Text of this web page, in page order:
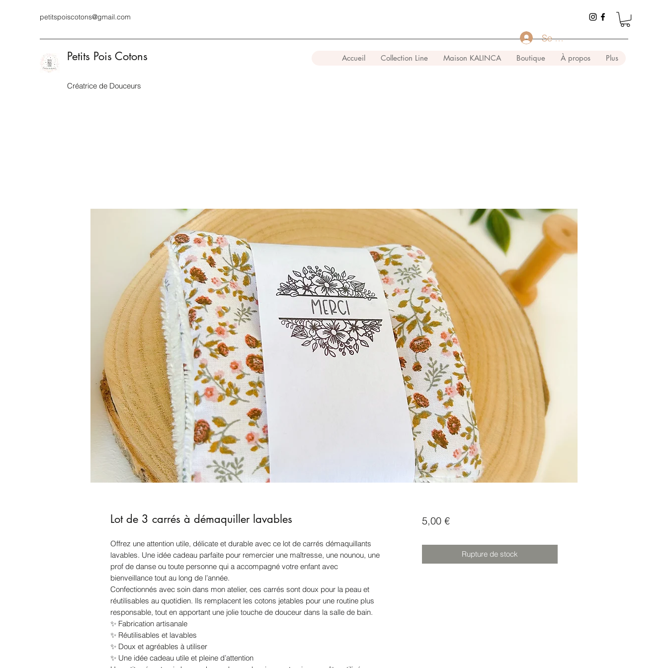
petitspoiscotons@gmail.com
Petits Pois Cotons
Créatrice de Douceurs
Accueil Collection Line Maison KALINCA Boutique À propos Plus
Se connecter
Lot de 3 carrés à démaquiller lavables
Offrez une attention utile, délicate et durable avec ce lot de carrés démaquillants
lavables. Une idée cadeau parfaite pour remercier une maîtresse, une nounou, une
prof de danse ou toute personne qui a accompagné votre enfant avec
bienveillance tout au long de l’année.
Confectionnés avec soin dans mon atelier, ces carrés sont doux pour la peau et
réutilisables au quotidien. Ils remplacent les cotons jetables pour une routine plus
responsable, tout en apportant une jolie touche de douceur dans la salle de bain.
✨ Fabrication artisanale
✨ Réutilisables et lavables
✨ Doux et agréables à utiliser
✨ Une idée cadeau utile et pleine d’attention
5,00 €Prix
Rupture de stock